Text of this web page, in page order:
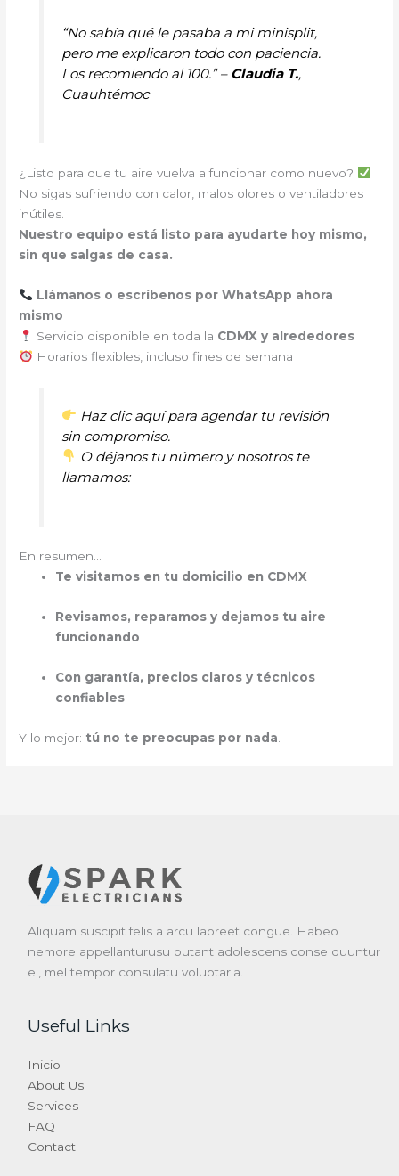
“No sabía qué le pasaba a mi minisplit,
pero me explicaron todo con paciencia.
Los recomiendo al 100.” – Claudia T.,
Cuauhtémoc
¿Listo para que tu aire vuelva a funcionar como nuevo?
No sigas sufriendo con calor, malos olores o ventiladores
inútiles.
Nuestro equipo está listo para ayudarte hoy mismo,
sin que salgas de casa.
Llámanos o escríbenos por WhatsApp ahora
mismo
Servicio disponible en toda la CDMX y alrededores
Horarios flexibles, incluso fines de semana
Haz clic aquí para agendar tu revisión
sin compromiso.
O déjanos tu número y nosotros te
llamamos:
En resumen…
Te visitamos en tu domicilio en CDMX
Revisamos, reparamos y dejamos tu aire
funcionando
Con garantía, precios claros y técnicos
confiables
Y lo mejor: tú no te preocupas por nada
Aliquam suscipit felis a arcu laoreet congue. Habeo
nemore appellanturusu putant adolescens conse quuntur
ei, mel tempor consulatu voluptaria.
Useful Links
Inicio
About Us
Services
FAQ
Contact